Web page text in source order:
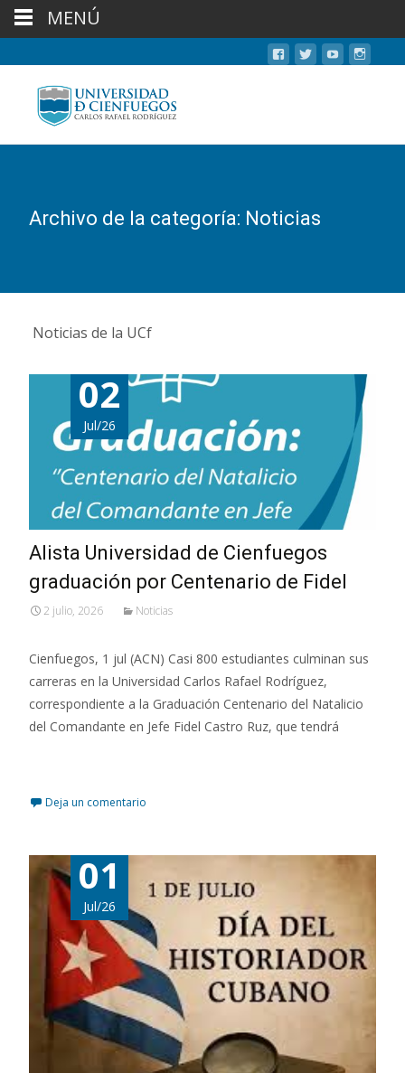
Archivo de la categoría: Noticias
Noticias de la UCf
02
Jul/26
Alista Universidad de Cienfuegos
graduación por Centenario de Fidel
2 julio, 2026 Noticias
Cienfuegos, 1 jul (ACN) Casi 800 estudiantes culminan sus
carreras en la Universidad Carlos Rafael Rodríguez,
correspondiente a la Graduación Centenario del Natalicio
del Comandante en Jefe Fidel Castro Ruz, que tendrá
Deja un comentario
01
Jul/26
MENÚ